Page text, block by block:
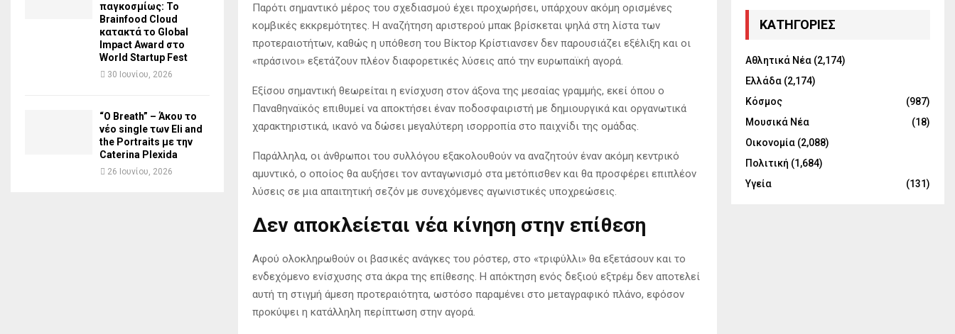
Παρότι σημαντικό μέρος του σχεδιασμού έχει προχωρήσει, υπάρχουν ακόμη ορισμένες
κομβικές εκκρεμότητες. Η αναζήτηση αριστερού μπακ βρίσκεται ψηλά στη λίστα των
προτεραιοτήτων, καθώς η υπόθεση του Βίκτορ Κρίστιανσεν δεν παρουσιάζει εξέλιξη και οι
«πράσινοι» εξετάζουν πλέον διαφορετικές λύσεις από την ευρωπαϊκή αγορά.
Εξίσου σημαντική θεωρείται η ενίσχυση στον άξονα της μεσαίας γραμμής, εκεί όπου ο
Παναθηναϊκός επιθυμεί να αποκτήσει έναν ποδοσφαιριστή με δημιουργικά και οργανωτικά
χαρακτηριστικά, ικανό να δώσει μεγαλύτερη ισορροπία στο παιχνίδι της ομάδας.
Παράλληλα, οι άνθρωποι του συλλόγου εξακολουθούν να αναζητούν έναν ακόμη κεντρικό
αμυντικό, ο οποίος θα αυξήσει τον ανταγωνισμό στα μετόπισθεν και θα προσφέρει επιπλέον
λύσεις σε μια απαιτητική σεζόν με συνεχόμενες αγωνιστικές υποχρεώσεις.
Δεν αποκλείεται νέα κίνηση στην επίθεση
Αφού ολοκληρωθούν οι βασικές ανάγκες του ρόστερ, στο «τριφύλλι» θα εξετάσουν και το
ενδεχόμενο ενίσχυσης στα άκρα της επίθεσης. Η απόκτηση ενός δεξιού εξτρέμ δεν αποτελεί
αυτή τη στιγμή άμεση προτεραιότητα, ωστόσο παραμένει στο μεταγραφικό πλάνο, εφόσον
προκύψει η κατάλληλη περίπτωση στην αγορά.
παγκοσμίως: Το
Brainfood Cloud
κατακτά το Global
Impact Award στο
World Startup Fest
30 Ιουνίου, 2026
“O Breath” – Άκου το
νέο single των Eli and
the Portraits με την
Caterina Plexida
26 Ιουνίου, 2026
KΑΤΗΓΟΡΊΕΣ
Αθλητικά Νέα (2,174)
Ελλάδα (2,174)
Κόσμος
(987)
Μουσικά Νέα
(18)
Οικονομία (2,088)
Πολιτική (1,684)
Υγεία
(131)